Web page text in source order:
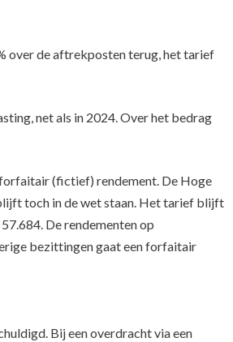
over de aftrekposten terug, het tarief
net als in 2024. Over het bedrag
(fictief) rendement. De Hoge
toch in de wet staan. Het tarief blijft
De rendementen op
bezittingen gaat een forfaitair
Bij een overdracht via een